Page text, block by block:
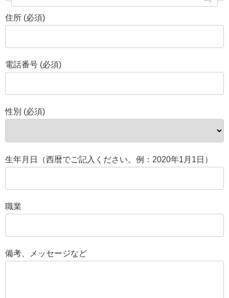
住所 (必須)
電話番号 (必須)
性別 (必須)
生年月日（西暦でご記入ください。例：2020年1月1日）
職業
備考、メッセージなど